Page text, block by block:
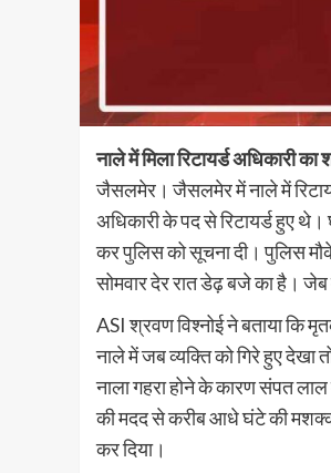
नाले में मिला रिटायर्ड अधिकारी
जैसलमेर। जैसलमेर में नाले में
अधिकारी के पद से रिटायर्ड हुए
कर पुलिस को सूचना दी। पुलिस
सोमवार देर रात डेढ़ बजे का है।
ASI श्रवण विश्नोई ने बताया कि
नाले में जब व्यक्ति को गिरे हुए
नाला गहरा होने के कारण संपत लाल
की मदद से करीब आधे घंटे की
कर दिया।